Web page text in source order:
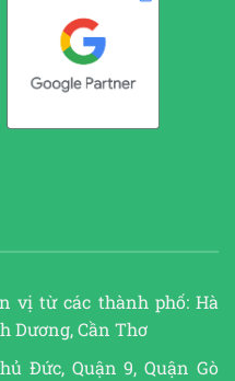
vị từ các thành phố: Hà
Dương, Cần Thơ
Đức, Quận 9, Quận Gò